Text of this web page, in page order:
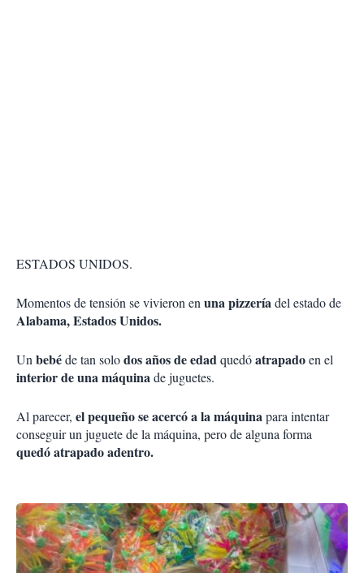
ESTADOS UNIDOS.
Momentos de tensión se vivieron enuna pizzeríadel estado de
Alabama, Estados Unidos.
Unbebéde tan solodos años de edadquedóatrapadoen el
interior de una máquinade juguetes.
Al parecer, el pequeño se acercó a la máquinapara intentar
conseguir un juguete de la máquina, pero de alguna forma
quedó atrapado adentro.